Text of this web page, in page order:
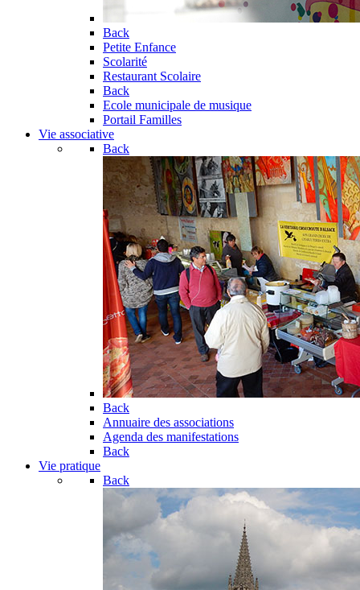
Back
Petite Enfance
Scolarité
Restaurant Scolaire
Back
Ecole municipale de musique
Portail Familles
Vie associative
Back
Back
Annuaire des associations
Agenda des manifestations
Back
Vie pratique
Back